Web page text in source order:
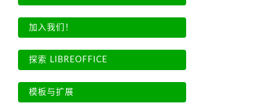
加入我们！
探索 LIBREOFFICE
模板与扩展